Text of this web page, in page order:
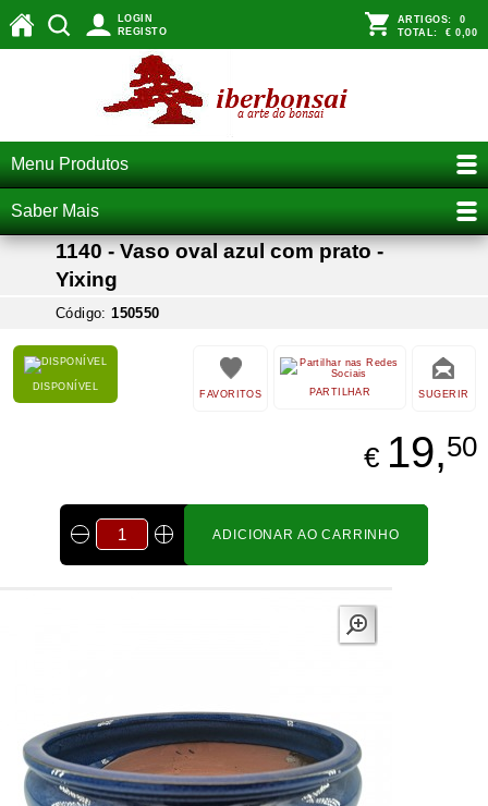
LOGIN
REGISTO
ARTIGOS: 0
TOTAL: € 0,00
Menu Produtos
Saber Mais
1140 - Vaso oval azul com prato -
Yixing
Código:150550
DISPONÍVEL
SUGERIR
PARTILHAR
FAVORITOS
€ 19,50
ADICIONAR AO CARRINHO